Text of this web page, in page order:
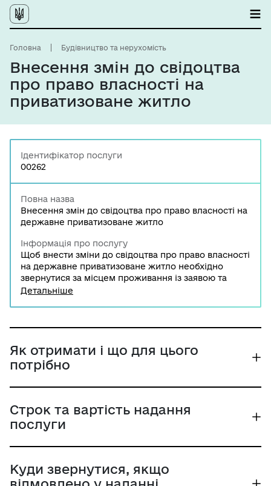
Головна Будівництво та нерухомість
Внесення змін до свідоцтва
про право власності на
приватизоване житло
Ідентифікатор послуги
00262
Повна назва
Внесення змін до свідоцтва про право власності на
державне приватизоване житло
Інформація про послугу
Щоб внести зміни до свідоцтва про право власності
на державне приватизоване житло необхідно
звернутися за місцем проживання із заявою та
необхідним пакетом документів до уповноважених
разі внесення актуальної інформації до нього.
Детальніше
Як отримати і що для цього
потрібно
Строк та вартість надання
послуги
Куди звернутися, якщо